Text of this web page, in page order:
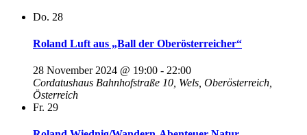
Do. 28
Roland Luft aus „Ball der Oberösterreicher“
28 November 2024 @ 19:00 - 22:00
Cordatushaus Bahnhofstraße 10, Wels, Oberösterreich,
Österreich
Fr. 29